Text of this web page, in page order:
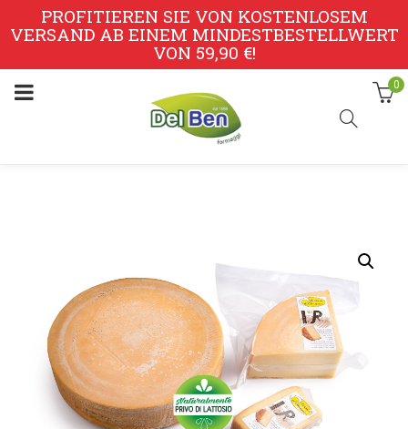
PROFITIEREN SIE VON KOSTENLOSEM
VERSAND AB EINEM MINDESTBESTELLWERT
VON 59,90 €!
0